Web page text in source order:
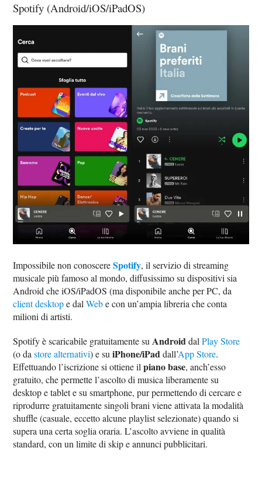
Spotify (Android/iOS/iPadOS)
Impossibile non conoscereSpotify, il servizio di streaming
musicale più famoso al mondo, diffusissimo su dispositivi sia
Android che iOS/iPadOS (ma disponibile anche per PC, da
client desktope dalWebe con un’ampia libreria che conta
milioni di artisti.
Spotify è scaricabile gratuitamente suAndroiddalPlay Store
(o dastore alternativi) e suiPhone/iPaddall’App Store.
Effettuando l’iscrizione si ottiene ilpiano base, anch’esso
gratuito, che permette l’ascolto di musica liberamente su
desktop e tablet e su smartphone, pur permettendo di cercare e
riprodurre gratuitamente singoli brani viene attivata la modalità
shuffle (casuale, eccetto alcune playlist selezionate) quando si
supera una certa soglia oraria. L’ascolto avviene in qualità
standard, con un limite di skip e annunci pubblicitari.